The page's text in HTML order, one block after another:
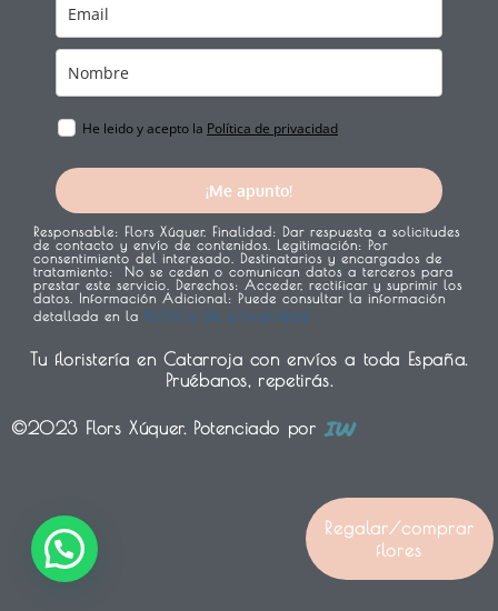
Regalar/comprar
flores
He leido y acepto la Política de privacidad
¡Me apunto!
Responsable: Flors Xúquer. Finalidad: Dar respuesta a solicitudes
de contacto y envío de contenidos. Legitimación: Por
consentimiento del interesado. Destinatarios y encargados de
tratamiento: No se ceden o comunican datos a terceros para
prestar este servicio. Derechos: Acceder, rectificar y suprimir los
datos. Información Adicional: Puede consultar la información
detallada en la Política de privacidad
Tu floristería en Catarroja con envíos a toda España.
Pruébanos, repetirás.
©2023 Flors Xúquer. Potenciado por
1